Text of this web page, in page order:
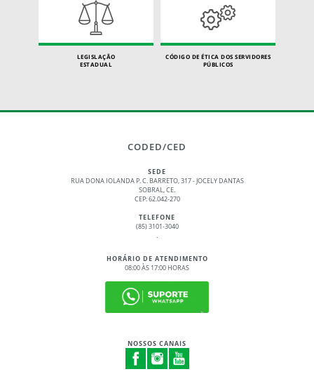
LEGISLAÇÃO
ESTADUAL
CÓDIGO DE ÉTICA DOS SERVIDORES
PÚBLICOS
CODED/CED
SEDE
RUA DONA IOLANDA P. C. BARRETO, 317 - JOCELY DANTAS
SOBRAL, CE.
CEP: 62.042-270
TELEFONE
(85) 3101-3040
.
HORÁRIO DE ATENDIMENTO
08:00 ÀS 17:00 HORAS
NOSSOS CANAIS